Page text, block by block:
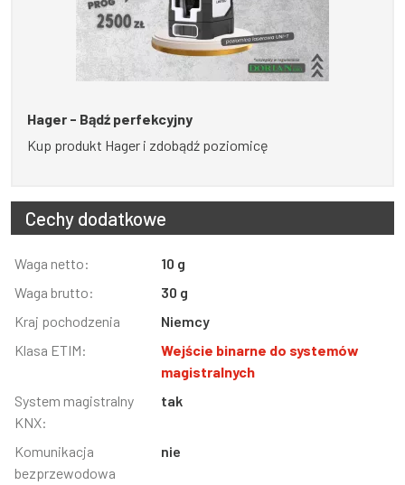
Hager - Bądź perfekcyjny
Kup produkt Hager i zdobądź poziomicę
Cechy dodatkowe
Informacja
Wartość
Waga netto:
10 g
Waga brutto:
30 g
Kraj pochodzenia
Niemcy
Klasa ETIM:
Wejście binarne do systemów
magistralnych
System magistralny
KNX:
tak
Komunikacja
bezprzewodowa
nie